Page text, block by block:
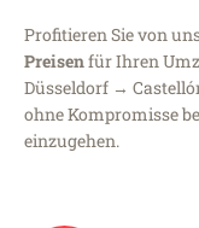
Profitieren Sie von
Preisenfür Ihren
Düsseldorf →
ohne Kompromisse
einzugehen.